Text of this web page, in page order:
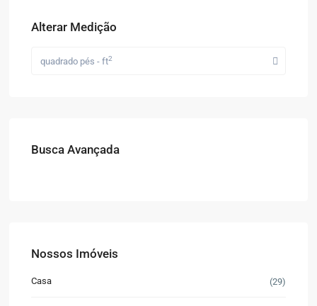
Alterar Medição
quadrado pés - ft2
Busca Avançada
Nossos Imóveis
Casa (29)